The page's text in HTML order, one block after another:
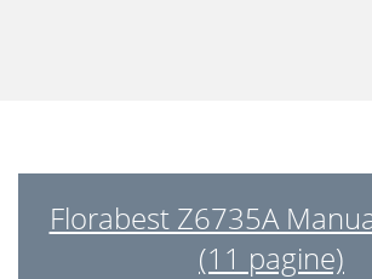
Florabest Z6735A
(11 pagine)